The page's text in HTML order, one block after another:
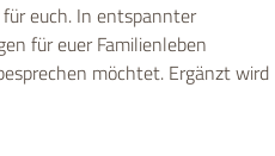
euch. In entspannter
für euer Familienleben
möchtet. Ergänzt wird